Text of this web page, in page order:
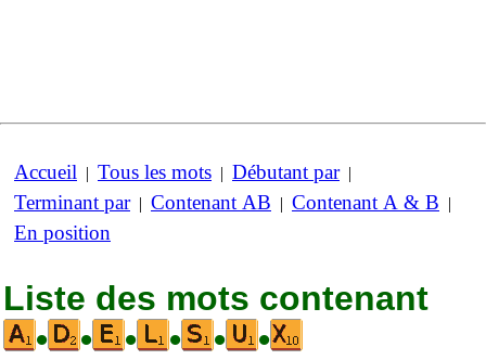
Accueil | Tous les mots | Débutant par|
Terminant par| Contenant AB | Contenant A & B |
En position
Liste des mots contenant
•
• • • • •